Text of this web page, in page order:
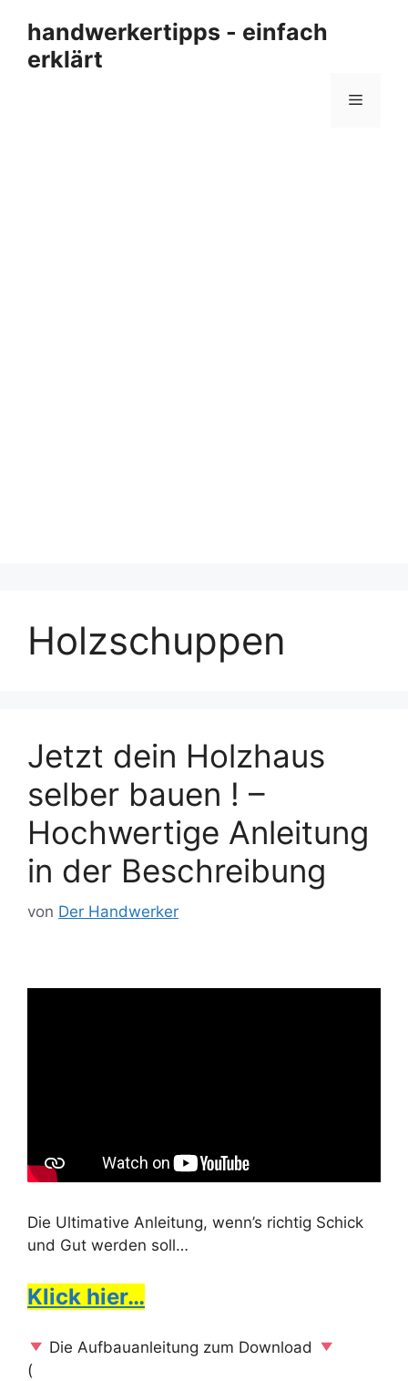
Inhalt
springen
handwerkertipps - einfach
erklärt
Menü
Holzschuppen
Jetzt dein Holzhaus
selber bauen ! –
Hochwertige Anleitung
in der Beschreibung
von Der Handwerker
Die Ultimative Anleitung, wenn’s richtig Schick
und Gut werden soll…
Klick hier…
Die Aufbauanleitung zum Download
(